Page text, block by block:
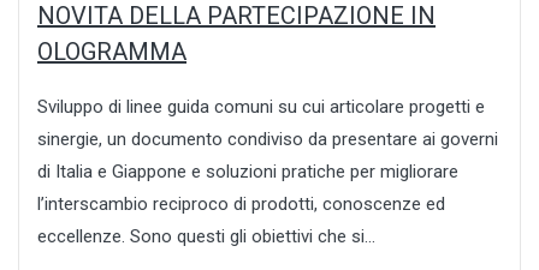
NOVITA DELLA PARTECIPAZIONE IN
OLOGRAMMA
Sviluppo di linee guida comuni su cui articolare progetti e
sinergie, un documento condiviso da presentare ai governi
di Italia e Giappone e soluzioni pratiche per migliorare
l’interscambio reciproco di prodotti, conoscenze ed
eccellenze. Sono questi gli obiettivi che si...